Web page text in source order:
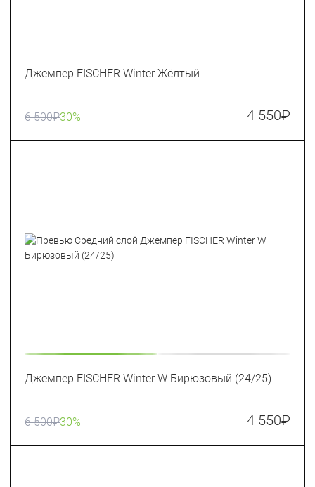
Джемпер FISCHER Winter Жёлтый
6 500₽30% 4 550₽
Джемпер FISCHER Winter W Бирюзовый (24/25)
6 500₽30% 4 550₽